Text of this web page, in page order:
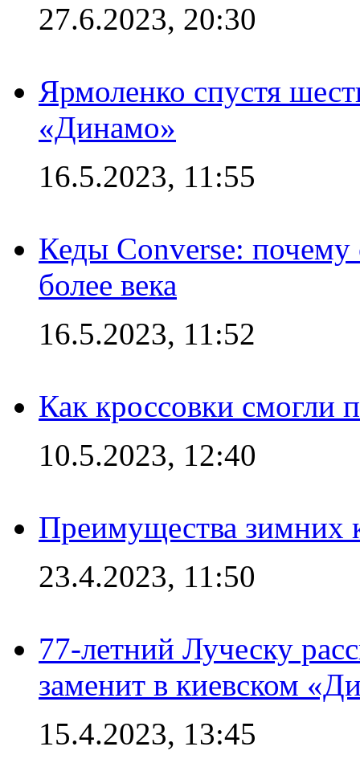
27.6.2023, 20:30
Ярмоленко спустя
«Динамо»
16.5.2023, 11:55
Кеды Converse:
более века
16.5.2023, 11:52
Как кроссовки смогли
10.5.2023, 12:40
Преимущества зимних
23.4.2023, 11:50
77-летний Луческу
заменит в киевском
15.4.2023, 13:45